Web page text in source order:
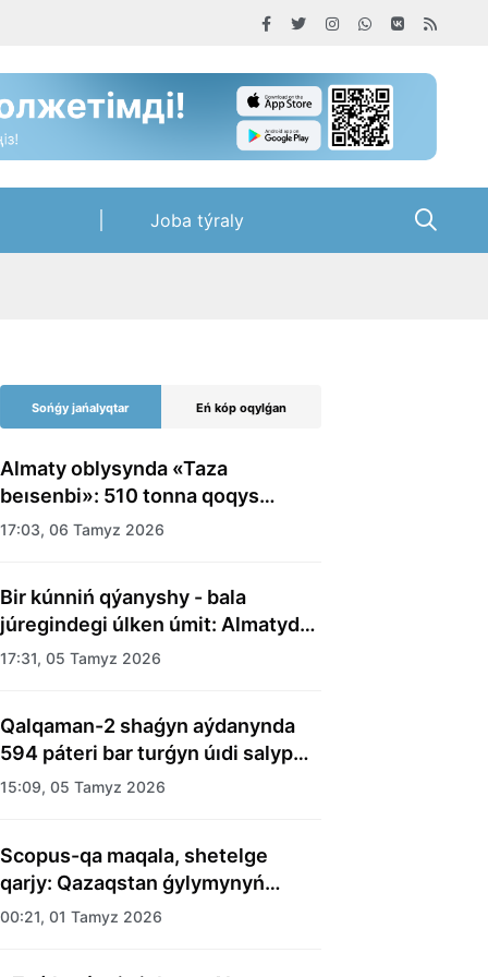
Joba týraly
Sońǵy jańalyqtar Eń kóp oqylǵan
Almaty oblysynda «Taza
beısenbi»: 510 tonna qoqys
shyǵaryldy
17:03, 06 Tamyz 2026
Bir kúnniń qýanyshy - bala
júregindegi úlken úmit: Almatyda
balalar úıiniń tárbıelenýshilerine
17:31, 05 Tamyz 2026
Qalqaman-2 shaǵyn aýdanynda
594 páteri bar turǵyn úıdi salyp
bitti
15:09, 05 Tamyz 2026
Scopus-qa maqala, shetelge
qarjy: Qazaqstan ǵylymynyń
esebi kimge kerek?
00:21, 01 Tamyz 2026